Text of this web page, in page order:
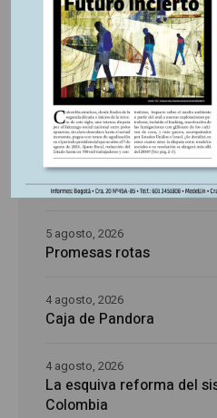
Últimas publicaciones
La época de la
5 agosto, 2026
Los amos del mundo
5 agosto, 2026
Promesas rotas
5 agosto, 2026
Caja de Pandora
4 agosto, 2026
La esquiva reforma del
Colombia
4 agosto, 2026